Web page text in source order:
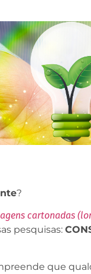
?
cartonadas
pesquisas:
que